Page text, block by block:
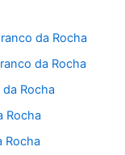
da Rocha
da Rocha
Rocha
Rocha
Rocha